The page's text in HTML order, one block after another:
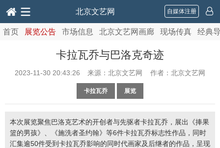
北京文艺网 自媒体注册
首页 展览公告 市场信息 北京文艺网画廊 现场传真 经典
卡拉瓦乔与巴洛克奇迹
2023-11-30 20:43:26 来源：北京文艺网 作者：北京文艺网
卡拉瓦乔 展览
本次展览聚焦巴洛克艺术的开创者与先驱者卡拉瓦乔，展出《捧果
篮的男孩》、《施洗者圣约翰》等6件卡拉瓦乔标志性作品，同时
汇集逾50件受到卡拉瓦乔影响的同时代画家及后继者的作品，呈现